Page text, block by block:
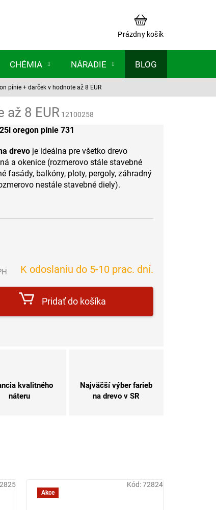
NÁKUPNÝ
KOŠÍK
Prázdny košík
CHÉMIA NÁRADIE BLOG
pínie + darček v hodnote až 8 EUR
až 8 EUR 12100258
cena:
K odoslaniu do 5-10 prac. dní.
Pridať do košíka
oregon pínie 731
drevoje ideálna pre všetko drevo
a okenice (rozmerovo stále stavebné
fasády, balkóny, ploty, pergoly, záhradný
nestále stavebné diely).
kvalitného
náteru
Najväčší výber farieb
na drevo v SR
Akce
Kód:72824